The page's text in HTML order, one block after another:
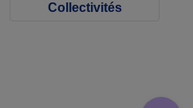
Collectivités